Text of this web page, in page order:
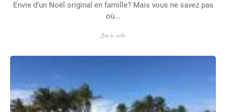
Envie d’un Noël original en famille? Mais vous ne savez pas
où...
Lire la suite